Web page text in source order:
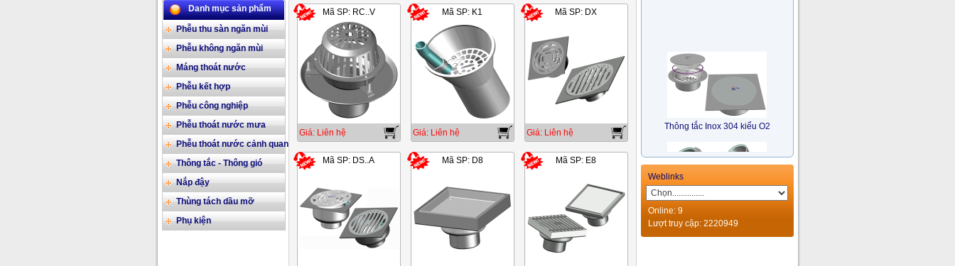
Danh mục sản phẩm
Phễu thu sàn ngăn mùi
Phễu không ngăn mùi
Máng thoát nước
Phễu kết hợp
Phễu công nghiệp
Phễu thoát nước mưa
Phễu thoát nước cảnh quan
Thông tắc - Thông gió
Nắp đậy
Thùng tách dầu mỡ
Phụ kiện
Mã SP: RC..V
Giá: Liên hệ
Mã SP: K1
Giá: Liên hệ
Mã SP: DX
Giá: Liên hệ
Mã SP: DS..A Mã SP: D8 Mã SP: E8
Thông tắc Inox 304 kiểu O2
Bẫy Nước Nhiều Hướng Inox
Weblinks
Online: 9
Lượt truy cập: 2220949